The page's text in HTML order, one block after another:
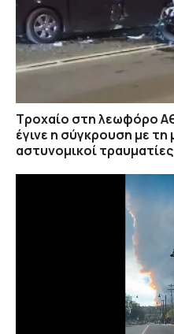
Τροχαίο στη λεωφόρο
έγινε η σύγκρουση με τη
αστυνομικοί τραυματίες
•Βανς: Οι ΗΠΑ θα
πιέσεις» στο Ιράν αν
09/08 05:37
Φωτιές: Πορτοκαλί
Αττική και πέντε
κινητοποίηση ο
09/08 05:20
Σαουδική Αραβία:
Aramco στην Τζαζάν